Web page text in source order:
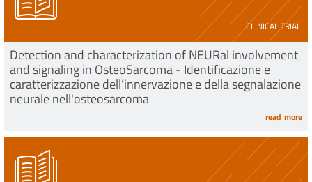
CLINICAL TRIAL
Detection and characterization of NEURal involvement
and signaling in OsteoSarcoma - Identificazione e
caratterizzazione dell’innervazione e della segnalazione
neurale nell'osteosarcoma
read more